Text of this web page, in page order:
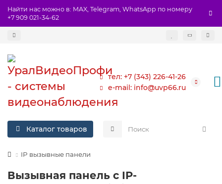
Найти нас можно в: MAX, Telegram, WhatsApp по номеру
+7 909 021-34-62
тел: +7 (343) 226-41-26
e-mail: info@uvp66.ru
Каталог товаров
IP вызывные панели
Вызывная панель с IP-